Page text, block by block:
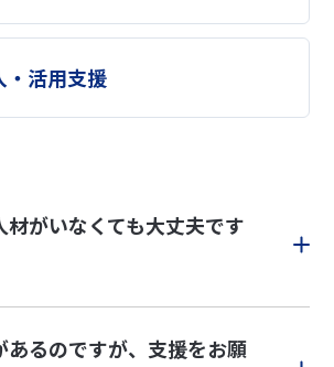
活用支援
材がいなくても大丈夫です
あるのですが、支援をお願